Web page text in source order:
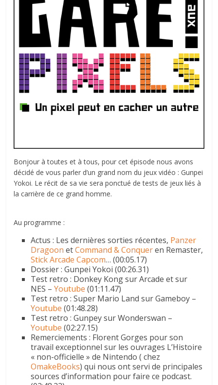
Bonjour à toutes et à tous, pour cet épisode nous avons
décidé de vous parler d’un grand nom du jeux vidéo : Gunpei
Yokoi. Le récit de sa vie sera ponctué de tests de jeux liés à
la carrière de ce grand homme.
Au programme :
Actus : Les dernières sorties récentes, Panzer
Dragoon etCommand & Conqueren Remaster,
Stick Arcade Capcom… (00:05.17)
Dossier : Gunpei Yokoi (00:26.31)
Test retro : Donkey Kong sur Arcade et sur
NES –Youtube (01:11.47)
Test retro : Super Mario Land sur Gameboy –
Youtube (01:48.28)
Test retro : Gunpey sur Wonderswan –
Youtube (02:27.15)
Remerciements : Florent Gorges pour son
travail exceptionnel sur les ouvrages L’Histoire
« non-officielle » de Nintendo ( chez
OmakeBooks) qui nous ont servi de principales
sources d’information pour faire ce podcast.